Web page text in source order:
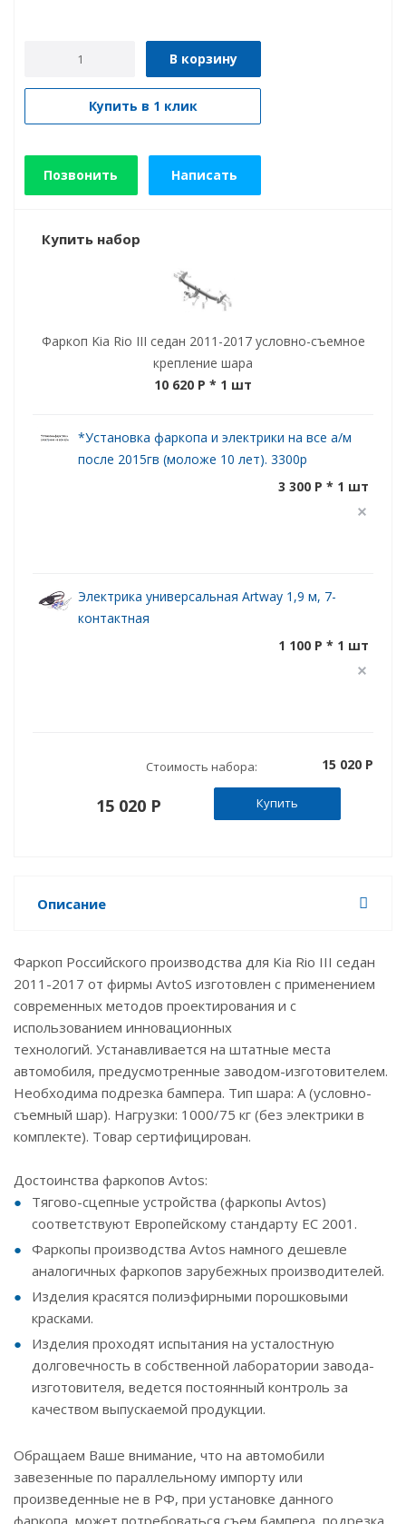
В корзину
Купить в 1 клик
Позвонить Написать
Купить набор
Фаркоп Kia Rio III седан 2011-2017 условно-съемное
крепление шара
10 620 P * 1 шт
*Установка фаркопа и электрики на все а/м
после 2015гв (моложе 10 лет). 3300р
3 300 P * 1 шт
Электрика универсальная Artway 1,9 м, 7-
контактная
1 100 P * 1 шт
Стоимость набора: 15 020 P
15 020 P Купить
Описание
Фаркоп Российского производства для Kia Rio III седан
2011-2017 от фирмы AvtoS изготовлен с применением
современных методов проектирования и с
использованием инновационных
технологий. Устанавливается на штатные места
автомобиля, предусмотренные заводом-изготовителем.
Необходима подрезка бампера. Тип шара: А (условно-
съемный шар). Нагрузки: 1000/75 кг (без электрики в
комплекте). Товар сертифицирован.
Достоинства фаркопов Avtos:
Тягово-сцепные устройства (фаркопы Avtos)
соответствуют Европейскому стандарту ЕС 2001.
Фаркопы производства Avtos намного дешевле
аналогичных фаркопов зарубежных производителей.
Изделия красятся полиэфирными порошковыми
красками.
Изделия проходят испытания на усталостную
долговечность в собственной лаборатории завода-
изготовителя, ведется постоянный контроль за
качеством выпускаемой продукции.
Обращаем Ваше внимание, что на автомобили
завезенные по параллельному импорту или
произведенные не в РФ, при установке данного